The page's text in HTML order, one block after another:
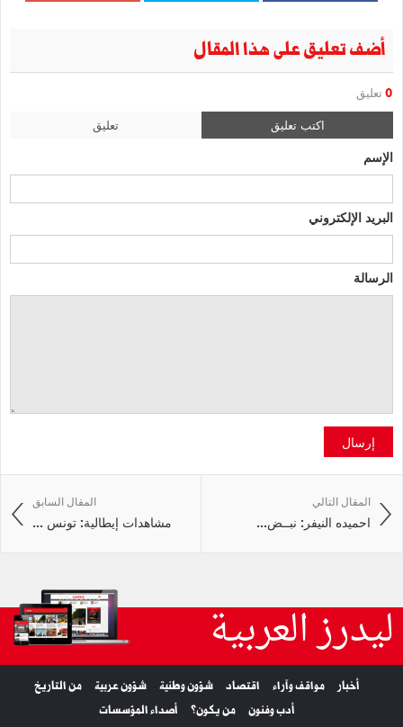
أضف تعليق على هذا المقال
0 تعليق
اكتب تعليق تعليق
الإسم
البريد الإلكتروني
الرسالة
إرسال
المقال السابق
مشاهدات إيطالية: تونس ...
المقال التالي
احميده النيفر: نبــض‭ ...
ليدرز العربية
أخبار مواقف وآراء اقتصاد شؤون وطنية شؤون عربية
من التاريخ
أدب وفنون
من يكون؟ أصداء المؤسسات